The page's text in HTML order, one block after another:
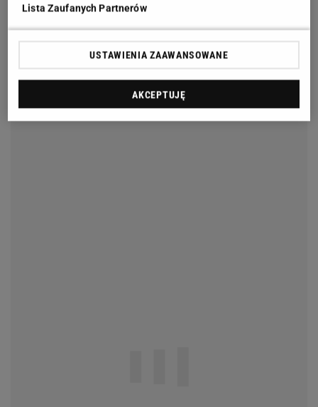
Lista Zaufanych Partnerów
USTAWIENIA ZAAWANSOWANE
AKCEPTUJĘ